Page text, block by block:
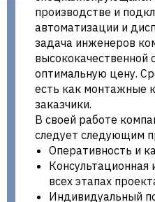
в Украине |
aclima.com.ua
производстве и
автоматизации и
задача инженеров
высококачественной
оптимальную цену.
есть как монтажные
заказчики.
В своей работе
следует следующим
Оперативность и
всех этапах
Индивидуальный